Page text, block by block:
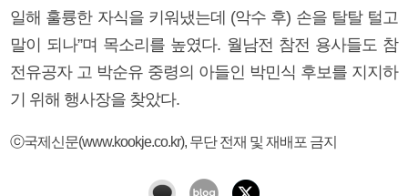
일해 훌륭한 자식을 키워냈는데 (악수 후) 손을 탈탈 털고
말이 되나”며 목소리를 높였다. 월남전 참전 용사들도 참
전유공자 고 박순유 중령의 아들인 박민식 후보를 지지하
기 위해 행사장을 찾았다.
ⓒ국제신문(www.kookje.co.kr), 무단 전재 및 재배포 금지